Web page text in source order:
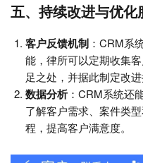
五、持续改进与优化
客户反馈机制 ：CRM系
能，律所可以定期收集
足之处，并据此制定改进
数据分析：CRM系统还
了解客户需求、案件类
程，提高客户满意度。